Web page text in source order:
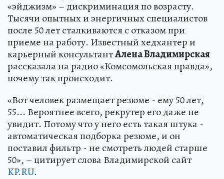
«эйджизм» – дискриминация по возрасту.
Тысячи опытных и энергичных специалистов
после 50 лет сталкиваются с отказом при
приеме на работу. Известный хедхантер и
карьерный консультантАлена Владимирская
рассказала на радио «Комсомольская правда»,
почему так происходит.
«Вот человек размещает резюме - ему 50 лет,
55... Вероятнее всего, рекрутер его даже не
увидит. Потому что у него есть такая штука -
автоматическая подборка резюме, и он
поставил фильтр - не смотреть людей старше
50», – цитирует слова Владимирской сайт
KP.RU.